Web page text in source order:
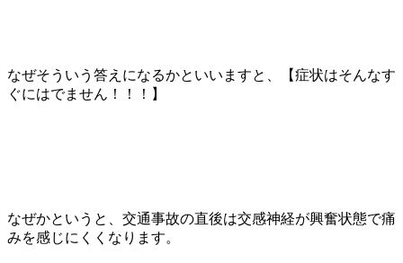
なぜそういう答えになるかといいますと、【症状はそんなす
ぐにはでません！！！】
なぜかというと、交通事故の直後は交感神経が興奮状態で痛
みを感じにくくなります。